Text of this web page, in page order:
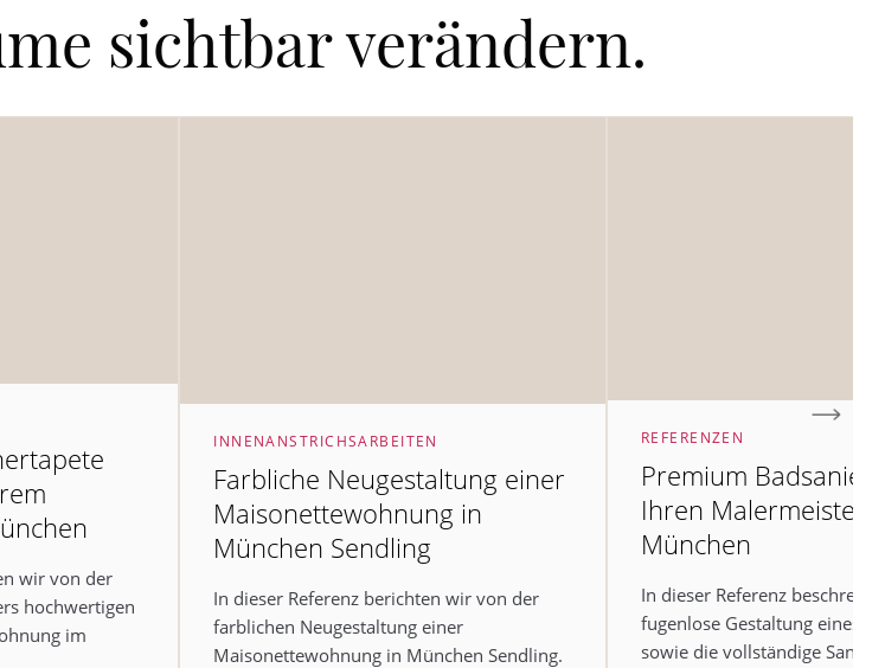
sichtbar verändern.
wir von der
hochwertigen
im
INNENANSTRICHSARBEITEN
Farbliche Neugestaltung einer
Maisonettewohnung in
München Sendling
In dieser Referenz berichten wir von der
farblichen Neugestaltung einer
Maisonettewohnung in München Sendling.
REFERENZEN
Premium
Ihren Malermeister
München
In dieser Referenz
fugenlose Gestaltung eines
sowie die vollständige